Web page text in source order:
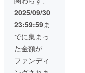
持ち、今後の抱
負など、選手達
のこれからを知
れる貴重な寄せ
書きを提供しま
す。 ・提供方
法：メールに
PDFを添付しま
す。 ※このリ
内容》
…歓喜
の関西
予選大
会！他
試合＆
練習風
景や、
2025/09/30
23:59:59ま
でに集まっ
た金額が
ファンディ